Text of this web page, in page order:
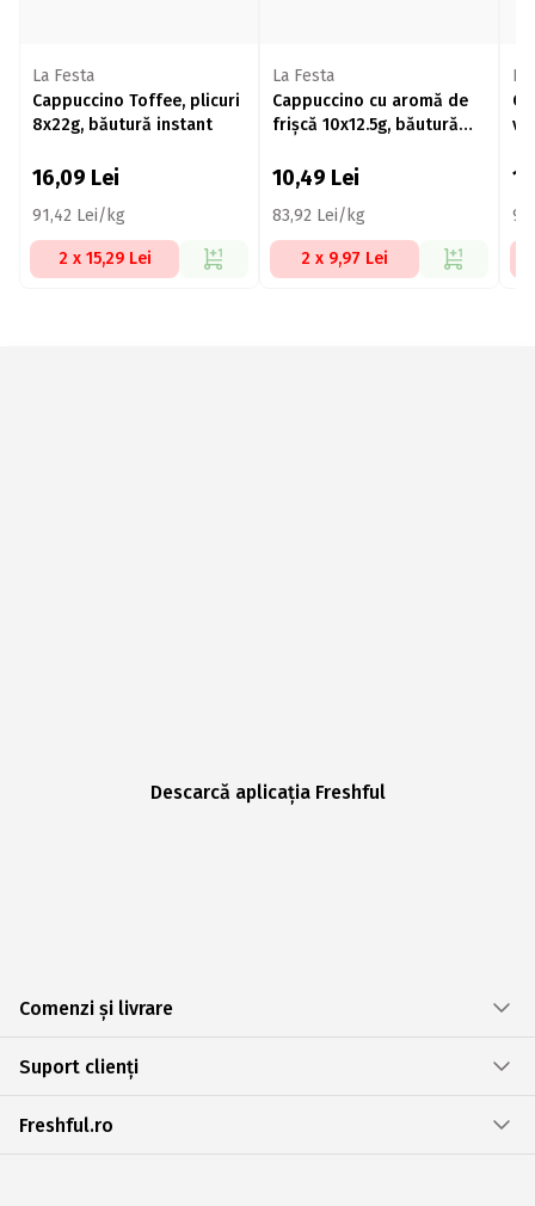
La Festa
Cappuccino Toffee, plicuri
8x22g, băutură instant
16,09 Lei
91,42 Lei/kg
2 x 15,29 Lei
La Festa
Cappuccino cu aromă de
frișcă 10x12.5g, băutură
10,49 Lei
83,92 Lei/kg
2 x 9,97 Lei
La
Descarcă aplicația Freshful
Comenzi și livrare
Suport clienți
Freshful.ro